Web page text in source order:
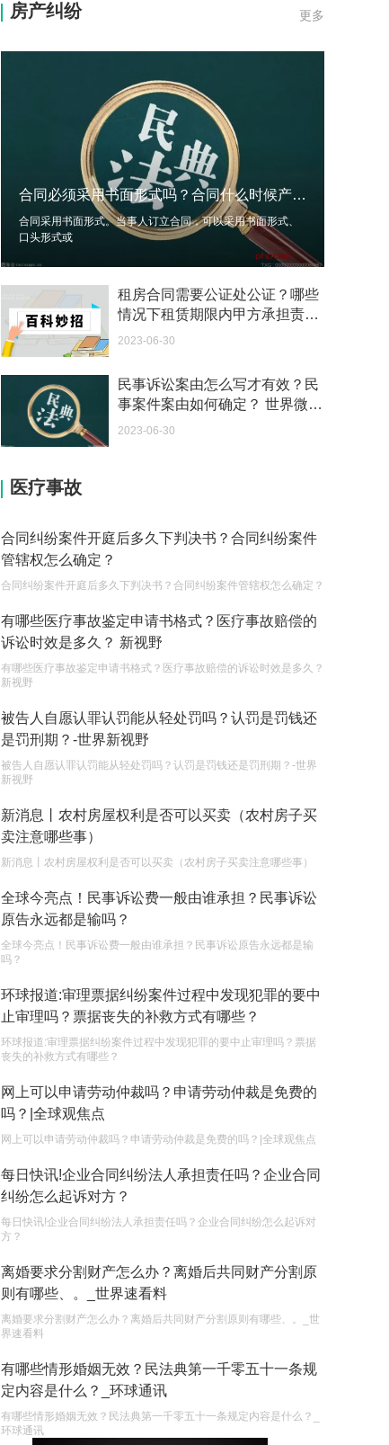
2023-05-04
我想问一下申请护照需要带什么证件？
您好：请问从国外进口的费钢税率是多少？非常感
外国旅游签证可以在中国大使馆登记结婚吗？
2023-05-04
我可以在苏州申请护照吗？我所在的地方是云南
2023-05-04
你好 我想问一下外国人来这里工作没有护照该怎么
办？
如何续签居住证 我的1月7日到期
2023-05-04
关报案？
你好 我需要申请去美国结婚的签证 过程是什么？
代理权的产生原因是什么？当我国没有外贸经营权
的企业委托外贸公司进出口贸易时，相关当事人的
权利和责任是什么？
单纯的遗产赠要缴税吗？
2023-05-05
更多
房产纠纷
合同必须采用书面形式吗？合同什么时候产生效力？合同约定解除的条件有哪些？-环球视讯
合同采用书面形式。当事人订立合同，可以采用书面形式、
口头形式或
租房合同需要公证处公证？哪些
情况下租赁期限内甲方承担责
任？ 聚焦
2023-06-30
民事诉讼案由怎么写才有效？民
事案件案由如何确定？ 世界微资
讯
2023-06-30
医疗事故
合同纠纷案件开庭后多久下判决书？合同纠纷案件
管辖权怎么确定？
合同纠纷案件开庭后多久下判决书？合同纠纷案件管辖权怎么确定？
有哪些医疗事故鉴定申请书格式？医疗事故赔偿的
诉讼时效是多久？ 新视野
有哪些医疗事故鉴定申请书格式？医疗事故赔偿的诉讼时效是多久？
新视野
被告人自愿认罪认罚能从轻处罚吗？认罚是罚钱还
是罚刑期？-世界新视野
被告人自愿认罪认罚能从轻处罚吗？认罚是罚钱还是罚刑期？-世界
新视野
新消息丨农村房屋权利是否可以买卖（农村房子买
卖注意哪些事）
新消息丨农村房屋权利是否可以买卖（农村房子买卖注意哪些事）
全球今亮点！民事诉讼费一般由谁承担？民事诉讼
原告永远都是输吗？
全球今亮点！民事诉讼费一般由谁承担？民事诉讼原告永远都是输
吗？
环球报道:审理票据纠纷案件过程中发现犯罪的要中
止审理吗？票据丧失的补救方式有哪些？
环球报道:审理票据纠纷案件过程中发现犯罪的要中止审理吗？票据
丧失的补救方式有哪些？
网上可以申请劳动仲裁吗？申请劳动仲裁是免费的
吗？|全球观焦点
网上可以申请劳动仲裁吗？申请劳动仲裁是免费的吗？|全球观焦点
每日快讯!企业合同纠纷法人承担责任吗？企业合同
纠纷怎么起诉对方？
每日快讯!企业合同纠纷法人承担责任吗？企业合同纠纷怎么起诉对
方？
离婚要求分割财产怎么办？离婚后共同财产分割原
则有哪些、。_世界速看料
离婚要求分割财产怎么办？离婚后共同财产分割原则有哪些、。_世
界速看料
有哪些情形婚姻无效？民法典第一千零五十一条规
定内容是什么？_环球通讯
有哪些情形婚姻无效？民法典第一千零五十一条规定内容是什么？_
环球通讯